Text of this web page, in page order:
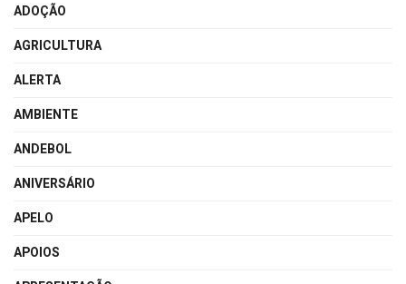
ADOÇÃO
AGRICULTURA
ALERTA
AMBIENTE
ANDEBOL
ANIVERSÁRIO
APELO
APOIOS